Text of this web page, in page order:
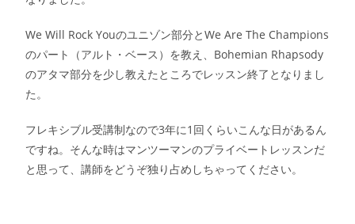
We Will Rock Youのユニゾン部分とWe Are The Champions
のパート（アルト・ベース）を教え、Bohemian Rhapsody
のアタマ部分を少し教えたところでレッスン終了となりまし
た。
フレキシブル受講制なので3年に1回くらいこんな日があるん
ですね。そんな時はマンツーマンのプライベートレッスンだ
と思って、講師をどうぞ独り占めしちゃってください。